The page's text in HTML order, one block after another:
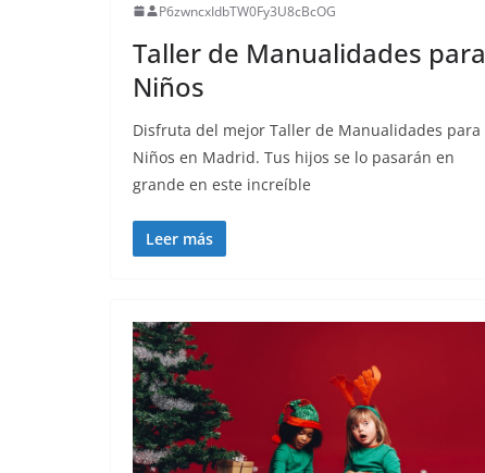
P6zwncxIdbTW0Fy3U8cBcOG
Taller de Manualidades para
Niños
Disfruta del mejor Taller de Manualidades para
Niños en Madrid. Tus hijos se lo pasarán en
grande en este increíble
Leer más